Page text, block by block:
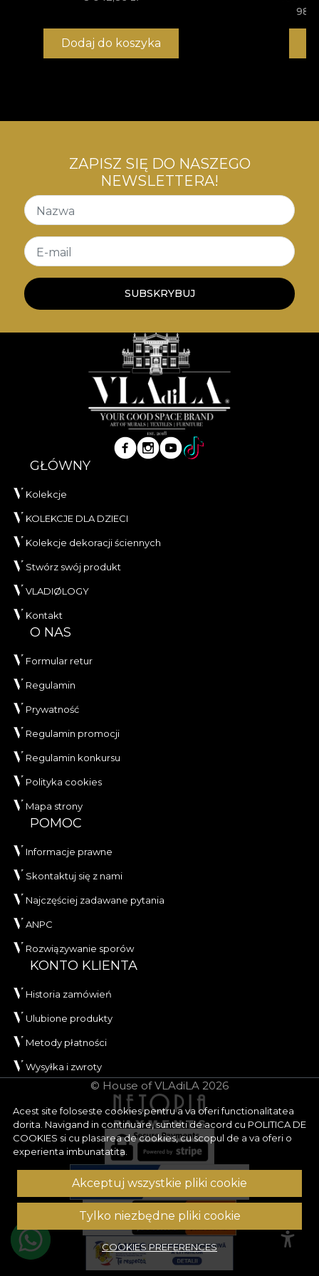
Dodaj do koszyka
Acest site foloseste cookies pentru a va oferi functionalitatea
dorita. Navigand in continuare, sunteti de acord cu POLITICA DE
COOKIES si cu plasarea de cookies, cu scopul de a va oferi o
experienta imbunatatita.
Akceptuj wszystkie pliki cookie
Tylko niezbędne pliki cookie
COOKIES PREFERENCES
ZAPISZ SIĘ DO NASZEGO
NEWSLETTERA!
Nazwa
E-mail
SUBSKRYBUJ
GŁÓWNY
Kolekcje
KOLEKCJE DLA DZIECI
Kolekcje dekoracji ściennych
Stwórz swój produkt
VLADIØLOGY
Kontakt
O NAS
Formular retur
Regulamin
Prywatność
Regulamin promocji
Regulamin konkursu
Polityka cookies
Mapa strony
POMOC
Informacje prawne
Skontaktuj się z nami
Najczęściej zadawane pytania
ANPC
Rozwiązywanie sporów
KONTO KLIENTA
Historia zamówień
Ulubione produkty
Metody płatności
Wysyłka i zwroty
© House of VLAdiLA 2026